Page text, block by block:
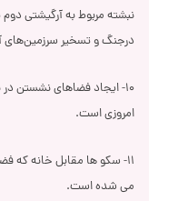
نبشته مربوط به آرگيشتی دوم
درجنگ و تسخير
10- ایجاد فضاهای نشستن
امروزی است.
11- سکو ها مقابل خانه
می شده است.